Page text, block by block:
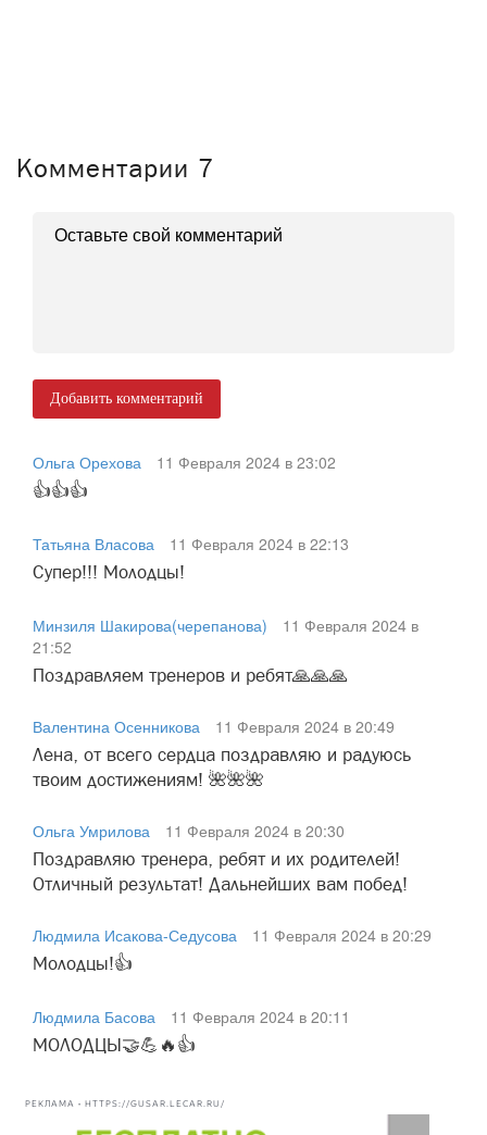
Комментарии 7
Добавить комментарий
Ольга Орехова
11 Февраля 2024 в 23:02
👍👍👍
Татьяна Власова
11 Февраля 2024 в 22:13
Супер!!! Молодцы!
Минзиля Шакирова(черепанова)
11 Февраля 2024 в
21:52
Поздравляем тренеров и ребят🙏🙏🙏
Валентина Осенникова
11 Февраля 2024 в 20:49
Лена, от всего сердца поздравляю и радуюсь
твоим достижениям! 🌺🌺🌺
Ольга Умрилова
11 Февраля 2024 в 20:30
Поздравляю тренера, ребят и их родителей!
Отличный результат! Дальнейших вам побед!
Людмила Исакова-Седусова
11 Февраля 2024 в 20:29
Молодцы!👍
Людмила Басова
11 Февраля 2024 в 20:11
МОЛОДЦЫ🤝💪🔥👍
РЕКЛАМА • HTTPS://GUSAR.LECAR.RU/